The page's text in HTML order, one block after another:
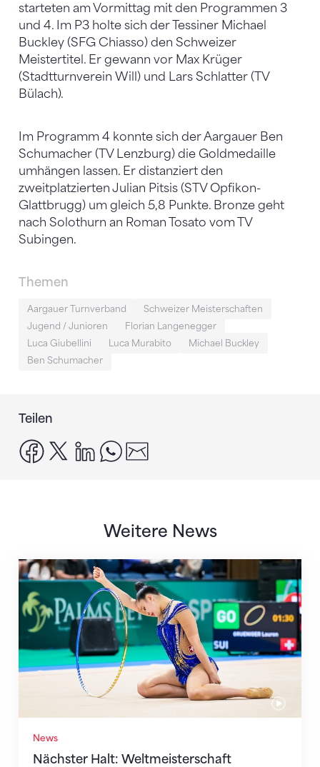
starteten am Vormittag mit den Programmen 3
und 4. Im P3 holte sich der Tessiner Michael
Buckley (SFG Chiasso) den Schweizer
Meistertitel. Er gewann vor Max Krüger
(Stadtturnverein Will) und Lars Schlatter (TV
Bülach).
Im Programm 4 konnte sich der Aargauer Ben
Schumacher (TV Lenzburg) die Goldmedaille
umhängen lassen. Er distanziert den
zweitplatzierten Julian Pitsis (STV Opfikon-
Glattbrugg) um gleich 5,8 Punkte. Bronze geht
nach Solothurn an Roman Tosato vom TV
Subingen.
Themen
Aargauer Turnverband
Schweizer Meisterschaften
Jugend / Junioren
Florian Langenegger
Luca Giubellini
Luca Murabito
Michael Buckley
Ben Schumacher
Teilen
facebook
x linkedinwhatsapp
Weitere News
News
Nächster Halt: Weltmeisterschaft
Nächster Halt: Weltmeisterschaft